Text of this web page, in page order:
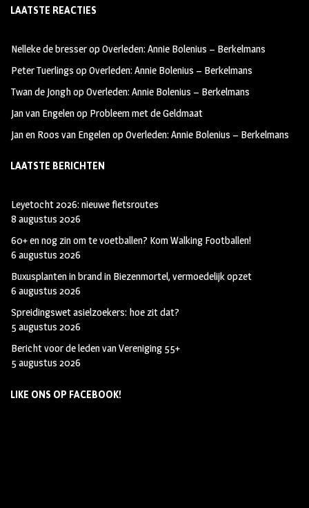
b
oo
k
ag
m
tt
LAATSTE REACTIES
Nelleke de bresseropOverleden: Annie Bolenius – Berkelmans
Peter Tuerlings opOverleden: Annie Bolenius – Berkelmans
Twan de JonghopOverleden: Annie Bolenius – Berkelmans
Jan van Engelenop Probleem met de Geldmaat
Jan en Roos van EngelenopOverleden: Annie Bolenius – Berkelmans
LAATSTE BERICHTEN
Leyetocht 2026: nieuwe fietsroutes
8 augustus 2026
60+ en nog zin om te voetballen? Kom Walking Footballen!
6 augustus 2026
Buxusplanten in brand in Biezenmortel, vermoedelijk opzet
6 augustus 2026
Spreidingswet asielzoekers: hoe zit dat?
5 augustus 2026
Bericht voor de leden van Vereniging 55+
5 augustus 2026
LIKE ONS OP FACEBOOK!